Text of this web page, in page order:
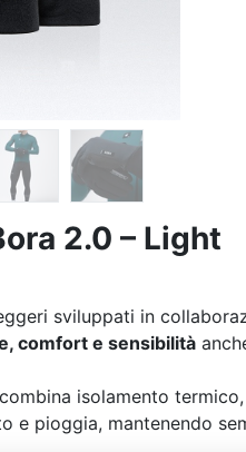
2.0 – Light
sviluppati in
comfort e sensibilità
combina isolamento termico,
e pioggia, mantenendo